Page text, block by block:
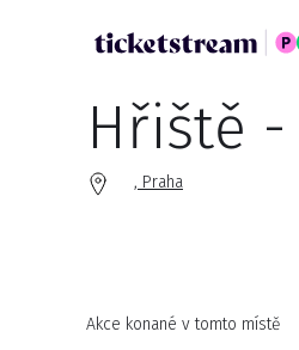
Hřiště -
, Praha
Akce konané v tomto místě